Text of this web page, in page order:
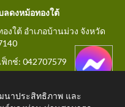
ลดงหม้อทองใต้
งใต้ อำเภอบ้านม่วง จังหวัด
กช์: 042707579
นาประสิทธิภาพ และ